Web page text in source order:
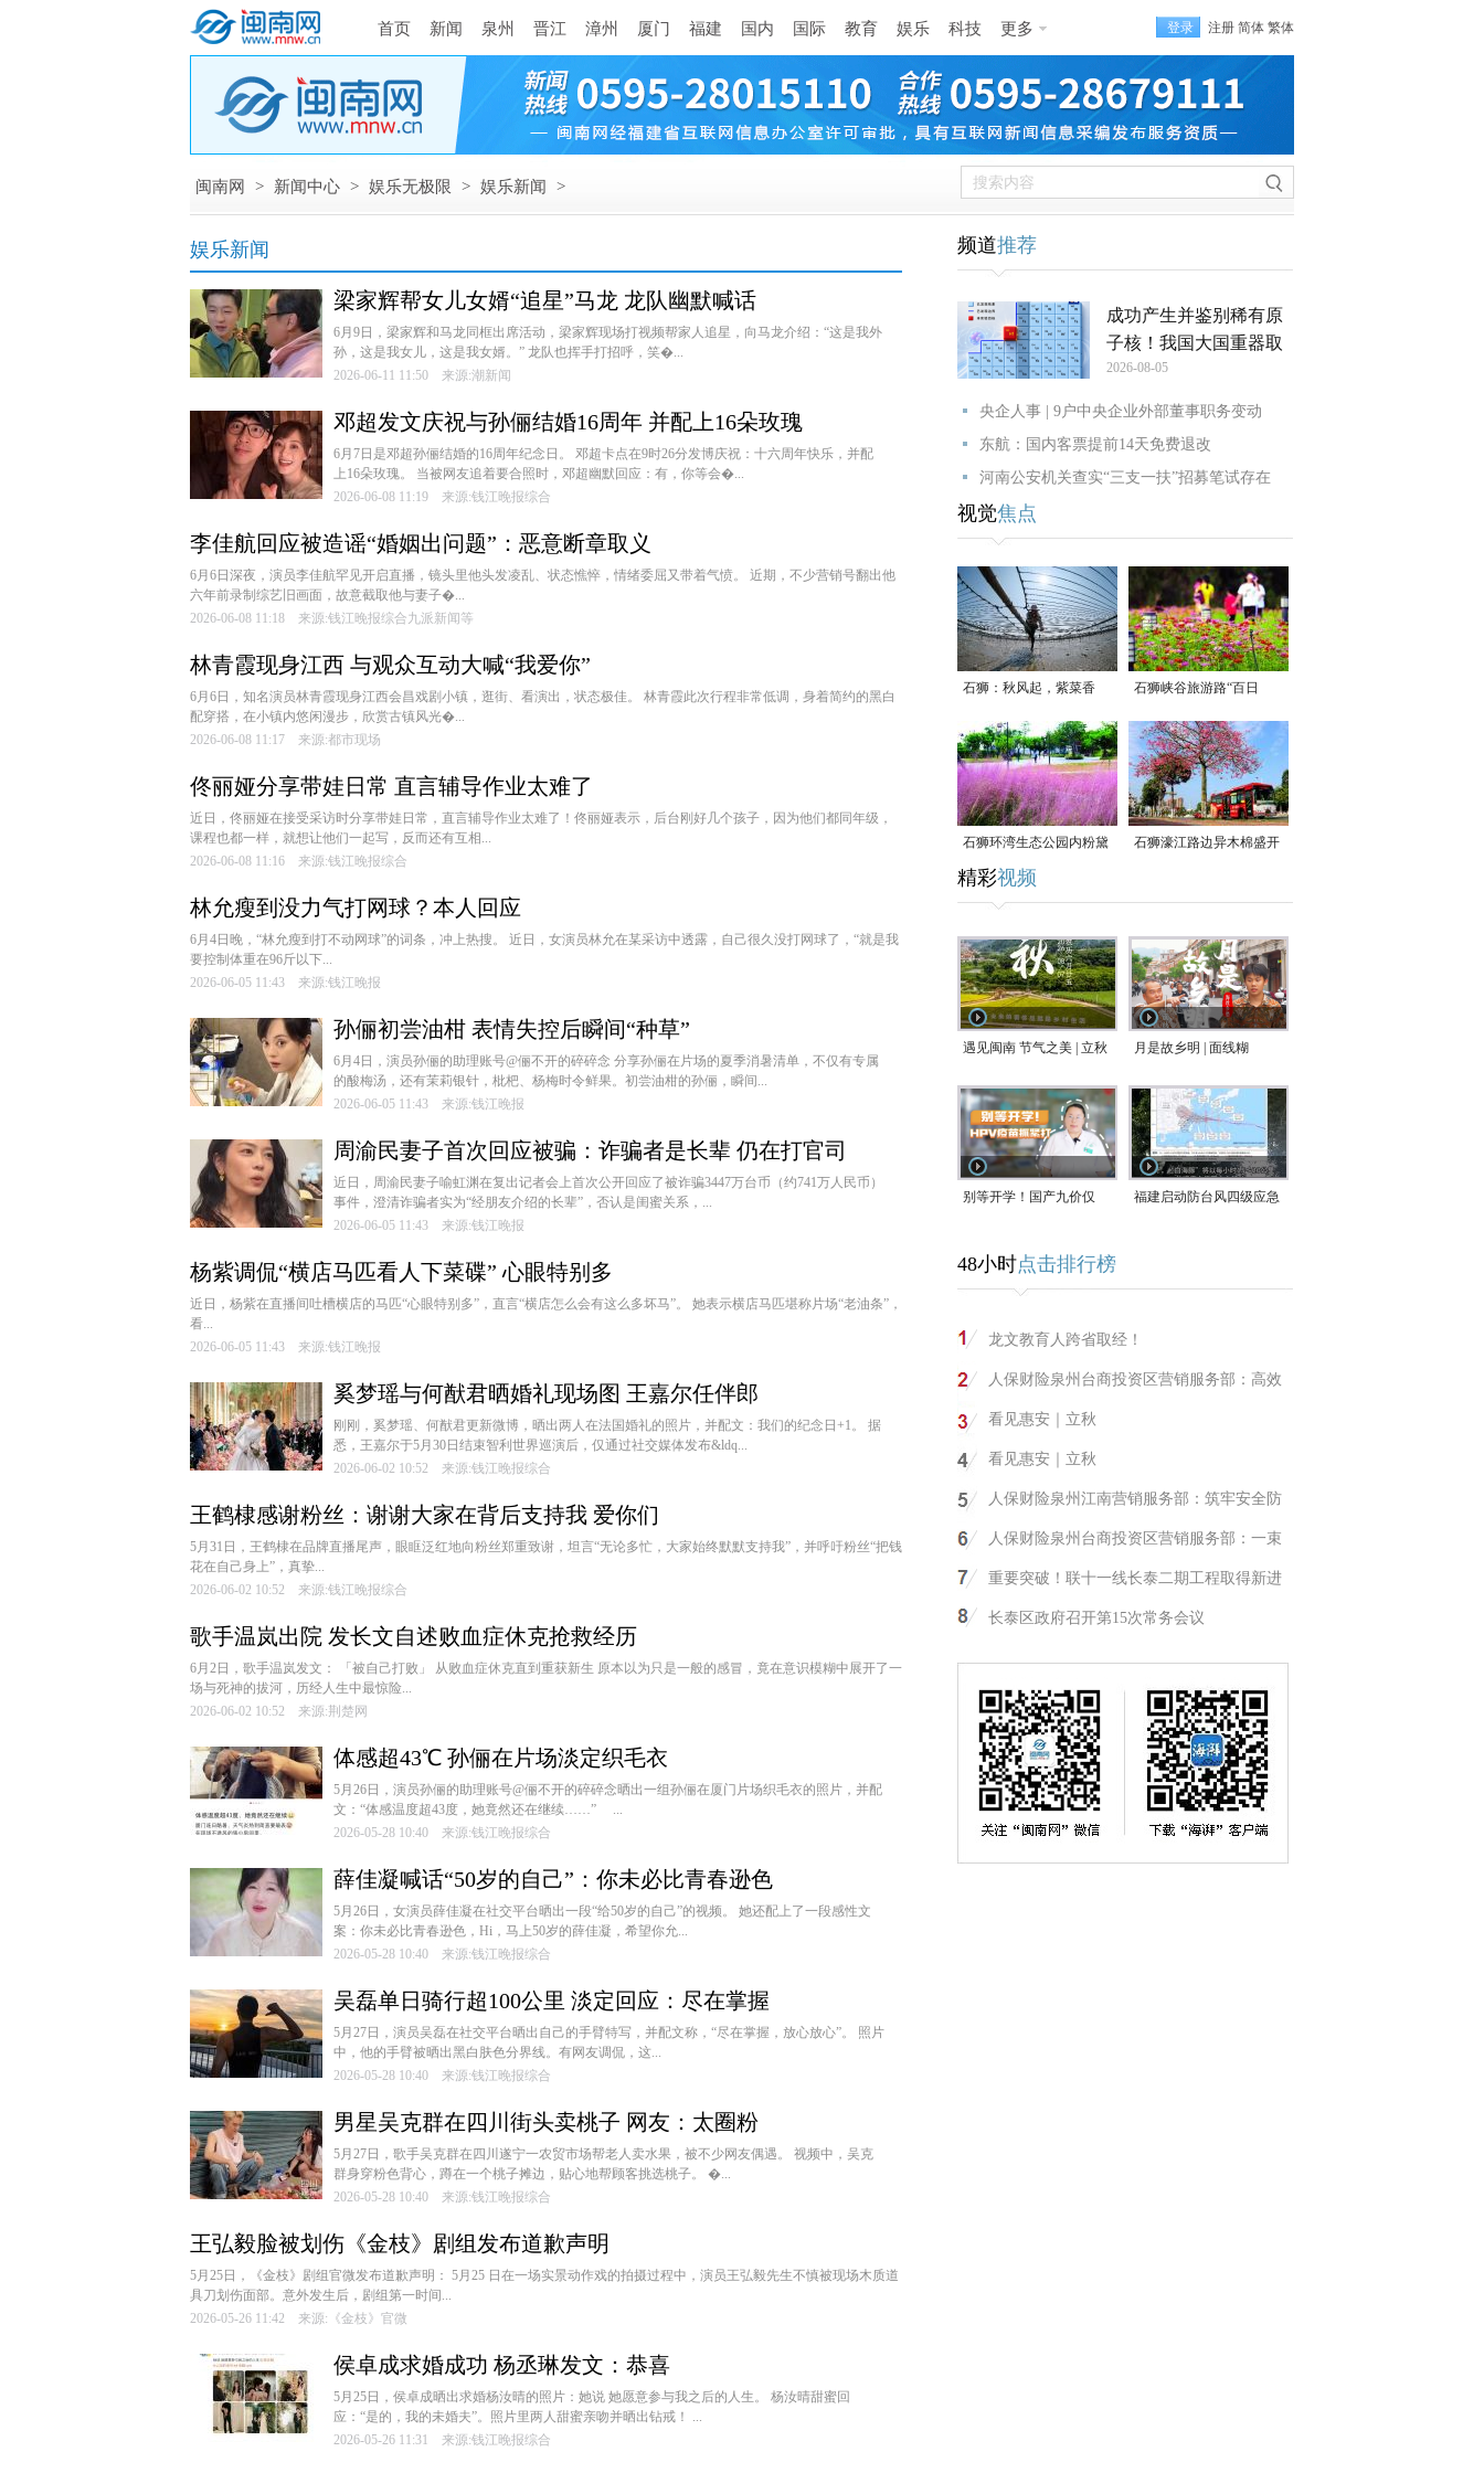
首页 新闻 泉州 晋江 漳州 厦门 福建 国内 国际 教育 娱乐 科技 更多 登录 注册 简体 繁体
闽南网 > 新闻中心 > 娱乐无极限 > 娱乐新闻 >
娱乐新闻
梁家辉帮女儿女婿“追星”马龙 龙队幽默喊话
6月9日，梁家辉和马龙同框出席活动，梁家辉现场打视频帮家人追星，向马龙介绍：“这是我外
孙，这是我女儿，这是我女婿。” 龙队也挥手打招呼，笑�...
2026-06-11 11:50 来源:潮新闻
邓超发文庆祝与孙俪结婚16周年 并配上16朵玫瑰
6月7日是邓超孙俪结婚的16周年纪念日。 邓超卡点在9时26分发博庆祝：十六周年快乐，并配
上16朵玫瑰。 当被网友追着要合照时，邓超幽默回应：有，你等会�...
2026-06-08 11:19 来源:钱江晚报综合
李佳航回应被造谣“婚姻出问题”：恶意断章取义
6月6日深夜，演员李佳航罕见开启直播，镜头里他头发凌乱、状态憔悴，情绪委屈又带着气愤。 近期，不少营销号翻出他
六年前录制综艺旧画面，故意截取他与妻子�...
2026-06-08 11:18 来源:钱江晚报综合九派新闻等
林青霞现身江西 与观众互动大喊“我爱你”
6月6日，知名演员林青霞现身江西会昌戏剧小镇，逛街、看演出，状态极佳。 林青霞此次行程非常低调，身着简约的黑白
配穿搭，在小镇内悠闲漫步，欣赏古镇风光�...
2026-06-08 11:17 来源:都市现场
佟丽娅分享带娃日常 直言辅导作业太难了
近日，佟丽娅在接受采访时分享带娃日常，直言辅导作业太难了！佟丽娅表示，后台刚好几个孩子，因为他们都同年级，
课程也都一样，就想让他们一起写，反而还有互相...
2026-06-08 11:16 来源:钱江晚报综合
林允瘦到没力气打网球？本人回应
6月4日晚，“林允瘦到打不动网球”的词条，冲上热搜。 近日，女演员林允在某采访中透露，自己很久没打网球了，“就是我
要控制体重在96斤以下...
2026-06-05 11:43 来源:钱江晚报
孙俪初尝油柑 表情失控后瞬间“种草”
6月4日，演员孙俪的助理账号@俪不开的碎碎念 分享孙俪在片场的夏季消暑清单，不仅有专属
的酸梅汤，还有茉莉银针，枇杷、杨梅时令鲜果。初尝油柑的孙俪，瞬间...
2026-06-05 11:43 来源:钱江晚报
周渝民妻子首次回应被骗：诈骗者是长辈 仍在打官司
近日，周渝民妻子喻虹渊在复出记者会上首次公开回应了被诈骗3447万台币（约741万人民币）
事件，澄清诈骗者实为“经朋友介绍的长辈”，否认是闺蜜关系，...
2026-06-05 11:43 来源:钱江晚报
杨紫调侃“横店马匹看人下菜碟” 心眼特别多
近日，杨紫在直播间吐槽横店的马匹“心眼特别多”，直言“横店怎么会有这么多坏马”。 她表示横店马匹堪称片场“老油条”，
看...
2026-06-05 11:43 来源:钱江晚报
奚梦瑶与何猷君晒婚礼现场图 王嘉尔任伴郎
刚刚，奚梦瑶、何猷君更新微博，晒出两人在法国婚礼的照片，并配文：我们的纪念日+1。 据
悉，王嘉尔于5月30日结束智利世界巡演后，仅通过社交媒体发布&ldq...
2026-06-02 10:52 来源:钱江晚报综合
王鹤棣感谢粉丝：谢谢大家在背后支持我 爱你们
5月31日，王鹤棣在品牌直播尾声，眼眶泛红地向粉丝郑重致谢，坦言“无论多忙，大家始终默默支持我”，并呼吁粉丝“把钱
花在自己身上”，真挚...
2026-06-02 10:52 来源:钱江晚报综合
歌手温岚出院 发长文自述败血症休克抢救经历
6月2日，歌手温岚发文： 「被自己打败」 从败血症休克直到重获新生 原本以为只是一般的感冒，竟在意识模糊中展开了一
场与死神的拔河，历经人生中最惊险...
2026-06-02 10:52 来源:荆楚网
体感超43℃ 孙俪在片场淡定织毛衣
5月26日，演员孙俪的助理账号@俪不开的碎碎念晒出一组孙俪在厦门片场织毛衣的照片，并配
文：“体感温度超43度，她竟然还在继续……” ...
2026-05-28 10:40 来源:钱江晚报综合
薛佳凝喊话“50岁的自己”：你未必比青春逊色
5月26日，女演员薛佳凝在社交平台晒出一段“给50岁的自己”的视频。 她还配上了一段感性文
案：你未必比青春逊色，Hi，马上50岁的薛佳凝，希望你允...
2026-05-28 10:40 来源:钱江晚报综合
吴磊单日骑行超100公里 淡定回应：尽在掌握
5月27日，演员吴磊在社交平台晒出自己的手臂特写，并配文称，“尽在掌握，放心放心”。 照片
中，他的手臂被晒出黑白肤色分界线。有网友调侃，这...
2026-05-28 10:40 来源:钱江晚报综合
男星吴克群在四川街头卖桃子 网友：太圈粉
5月27日，歌手吴克群在四川遂宁一农贸市场帮老人卖水果，被不少网友偶遇。 视频中，吴克
群身穿粉色背心，蹲在一个桃子摊边，贴心地帮顾客挑选桃子。 �...
2026-05-28 10:40 来源:钱江晚报综合
王弘毅脸被划伤《金枝》剧组发布道歉声明
5月25日，《金枝》剧组官微发布道歉声明： 5月25 日在一场实景动作戏的拍摄过程中，演员王弘毅先生不慎被现场木质道
具刀划伤面部。意外发生后，剧组第一时间...
2026-05-26 11:42 来源:《金枝》官微
侯卓成求婚成功 杨丞琳发文：恭喜
5月25日，侯卓成晒出求婚杨汝晴的照片：她说 她愿意参与我之后的人生。 杨汝晴甜蜜回
应：“是的，我的未婚夫”。照片里两人甜蜜亲吻并晒出钻戒！ ...
2026-05-26 11:31 来源:钱江晚报综合
频道推荐
成功产生并鉴别稀有原
子核！我国大国重器取
2026-08-05
央企人事 | 9户中央企业外部董事职务变动
东航：国内客票提前14天免费退改
河南公安机关查实“三支一扶”招募笔试存在
视觉焦点
石狮：秋风起，紫菜香 石狮峡谷旅游路“百日
草”争相斗艳
石狮环湾生态公园内粉黛
乱子草盛放
石狮濠江路边异木棉盛开
精彩视频
遇见闽南 节气之美 | 立秋 月是故乡明 | 面线糊
别等开学！国产九价仅
紧打
福建启动防台风四级应急
48小时点击排行榜
龙文教育人跨省取经！
人保财险泉州台商投资区营销服务部：高效
看见惠安｜立秋
看见惠安｜立秋
人保财险泉州江南营销服务部：筑牢安全防
人保财险泉州台商投资区营销服务部：一束
重要突破！联十一线长泰二期工程取得新进
长泰区政府召开第15次常务会议